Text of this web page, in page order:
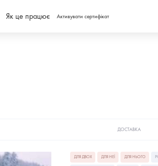
Як це працює Активувати сертифікат
ДОСТАВКА
ДЛЯ ДВОХ ДЛЯ НЕЇ ДЛЯ НЬОГО